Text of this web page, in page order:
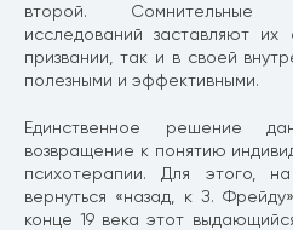
второй. Сомнительные
исследований заставляют их
призвании, так и в своей
полезными и эффективными.
Единственное решение
возвращение к понятию
психотерапии. Для этого,
вернуться «назад, к З.
конце 19 века этот